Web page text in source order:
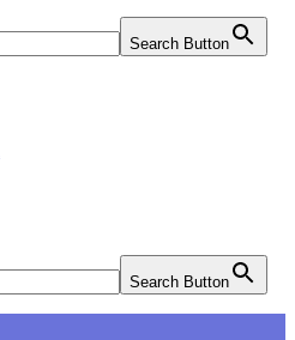
Search Button
Search Button